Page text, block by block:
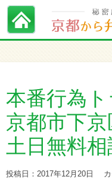
本番行為ト
京都市下
土日無料相
投稿日：2017年12月20日